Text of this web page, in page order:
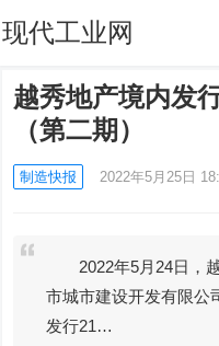
现代工业网
越秀地产境内发
（第二期）
制造快报 2022年5月25日
2022年5月24日，越
市城市建设开发有限公
发行21…